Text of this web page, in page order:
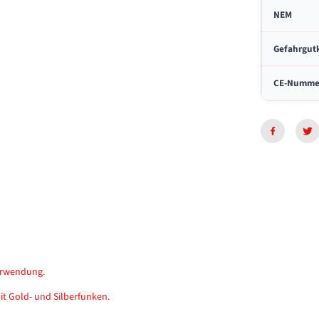
r
n
F
t
ä
n
NEM
CE-
Gold- und Silberfunken.